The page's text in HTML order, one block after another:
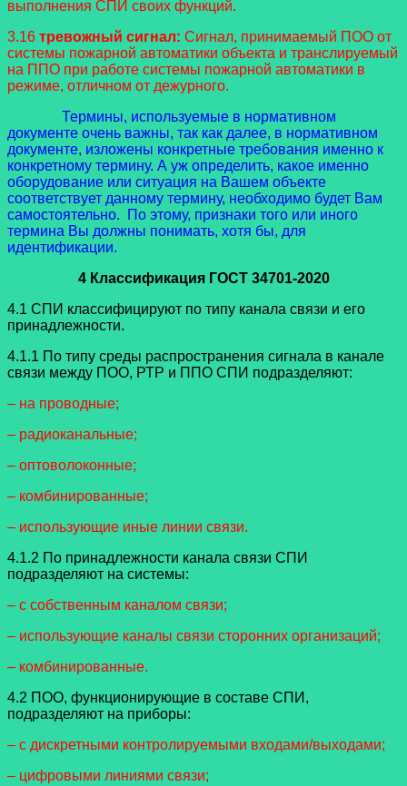
выполнения СПИ своих функций.
3.16 тревожный сигнал: Сигнал, принимаемый ПОО от
системы пожарной автоматики объекта и транслируемый
на ППО при работе системы пожарной автоматики в
режиме, отличном от дежурного.
Термины, используемые в нормативном
документе очень важны, так как далее, в нормативном
документе, изложены конкретные требования именно к
конкретному термину. А уж определить, какое именно
оборудование или ситуация на Вашем объекте
соответствует данному термину, необходимо будет Вам
самостоятельно. По этому, признаки того или иного
термина Вы должны понимать, хотя бы, для
идентификации.
4 Классификация ГОСТ 34701-2020
4.1 СПИ классифицируют по типу канала связи и его
принадлежности.
4.1.1 По типу среды распространения сигнала в канале
связи между ПОО, РТР и ППО СПИ подразделяют:
– на проводные;
– радиоканальные;
– оптоволоконные;
– комбинированные;
– использующие иные линии связи.
4.1.2 По принадлежности канала связи СПИ
подразделяют на системы:
– с собственным каналом связи;
– использующие каналы связи сторонних организаций;
– комбинированные.
4.2 ПОО, функционирующие в составе СПИ,
подразделяют на приборы:
– с дискретными контролируемыми входами/выходами;
– цифровыми линиями связи;